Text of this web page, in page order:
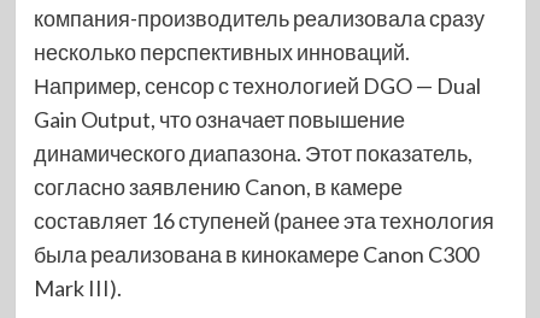
компания-производитель реализовала сразу
несколько перспективных инноваций.
Например, сенсор с технологией DGO — Dual
Gain Output, что означает повышение
динамического диапазона. Этот показатель,
согласно заявлению Canon, в камере
составляет 16 ступеней (ранее эта технология
была реализована в кинокамере Canon C300
Mark III).